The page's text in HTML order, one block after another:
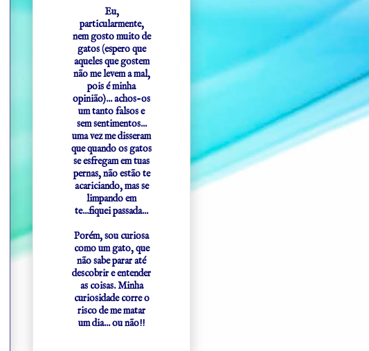
Eu,
particularmente,
nem gosto muito de
gatos (espero que
aqueles que gostem
não me levem a mal,
pois é minha
opinião)... achos-os
um tanto falsos e
sem sentimentos...
uma vez me disseram
que quando os gatos
se esfregam em tuas
pernas, não estão te
acariciando, mas se
limpando em
te...fiquei passada...
Porém, sou curiosa
como um gato, que
não sabe parar até
descobrir e entender
as coisas. Minha
curiosidade corre o
risco de me matar
um dia... ou não!!